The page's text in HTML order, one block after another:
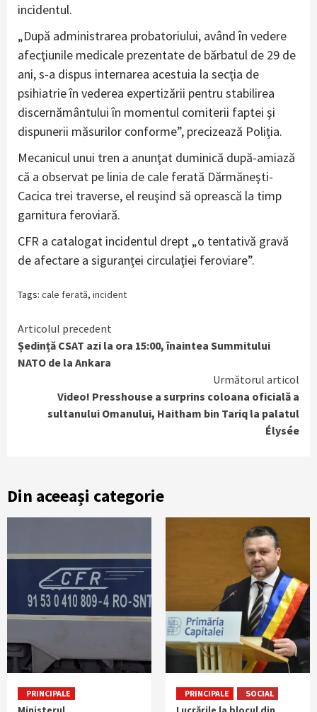
incidentul.
„După administrarea probatoriului, având în vedere
afecţiunile medicale prezentate de bărbatul de 29 de
ani, s-a dispus internarea acestuia la secţia de
psihiatrie în vederea expertizării pentru stabilirea
discernământului în momentul comiterii faptei şi
dispunerii măsurilor conforme”, precizează Poliţia.
Mecanicul unui tren a anunţat duminică după-amiază
că a observat pe linia de cale ferată Dărmăneşti-
Cacica trei traverse, el reuşind să oprească la timp
garnitura feroviară.
CFR a catalogat incidentul drept „o tentativă gravă
de afectare a siguranţei circulaţiei feroviare”.
Tags: cale ferată, incident
Continue
Reading
Articolul precedent
Ședință CSAT azi la ora 15:00, înaintea Summitului
NATO de la Ankara
Următorul articol
Video! Presshouse a surprins coloana oficială a
sultanului Omanului, Haitham bin Tariq la palatul
Élysée
Din aceeași categorie
PRINCIPALE PRINCIPALE SOCIAL